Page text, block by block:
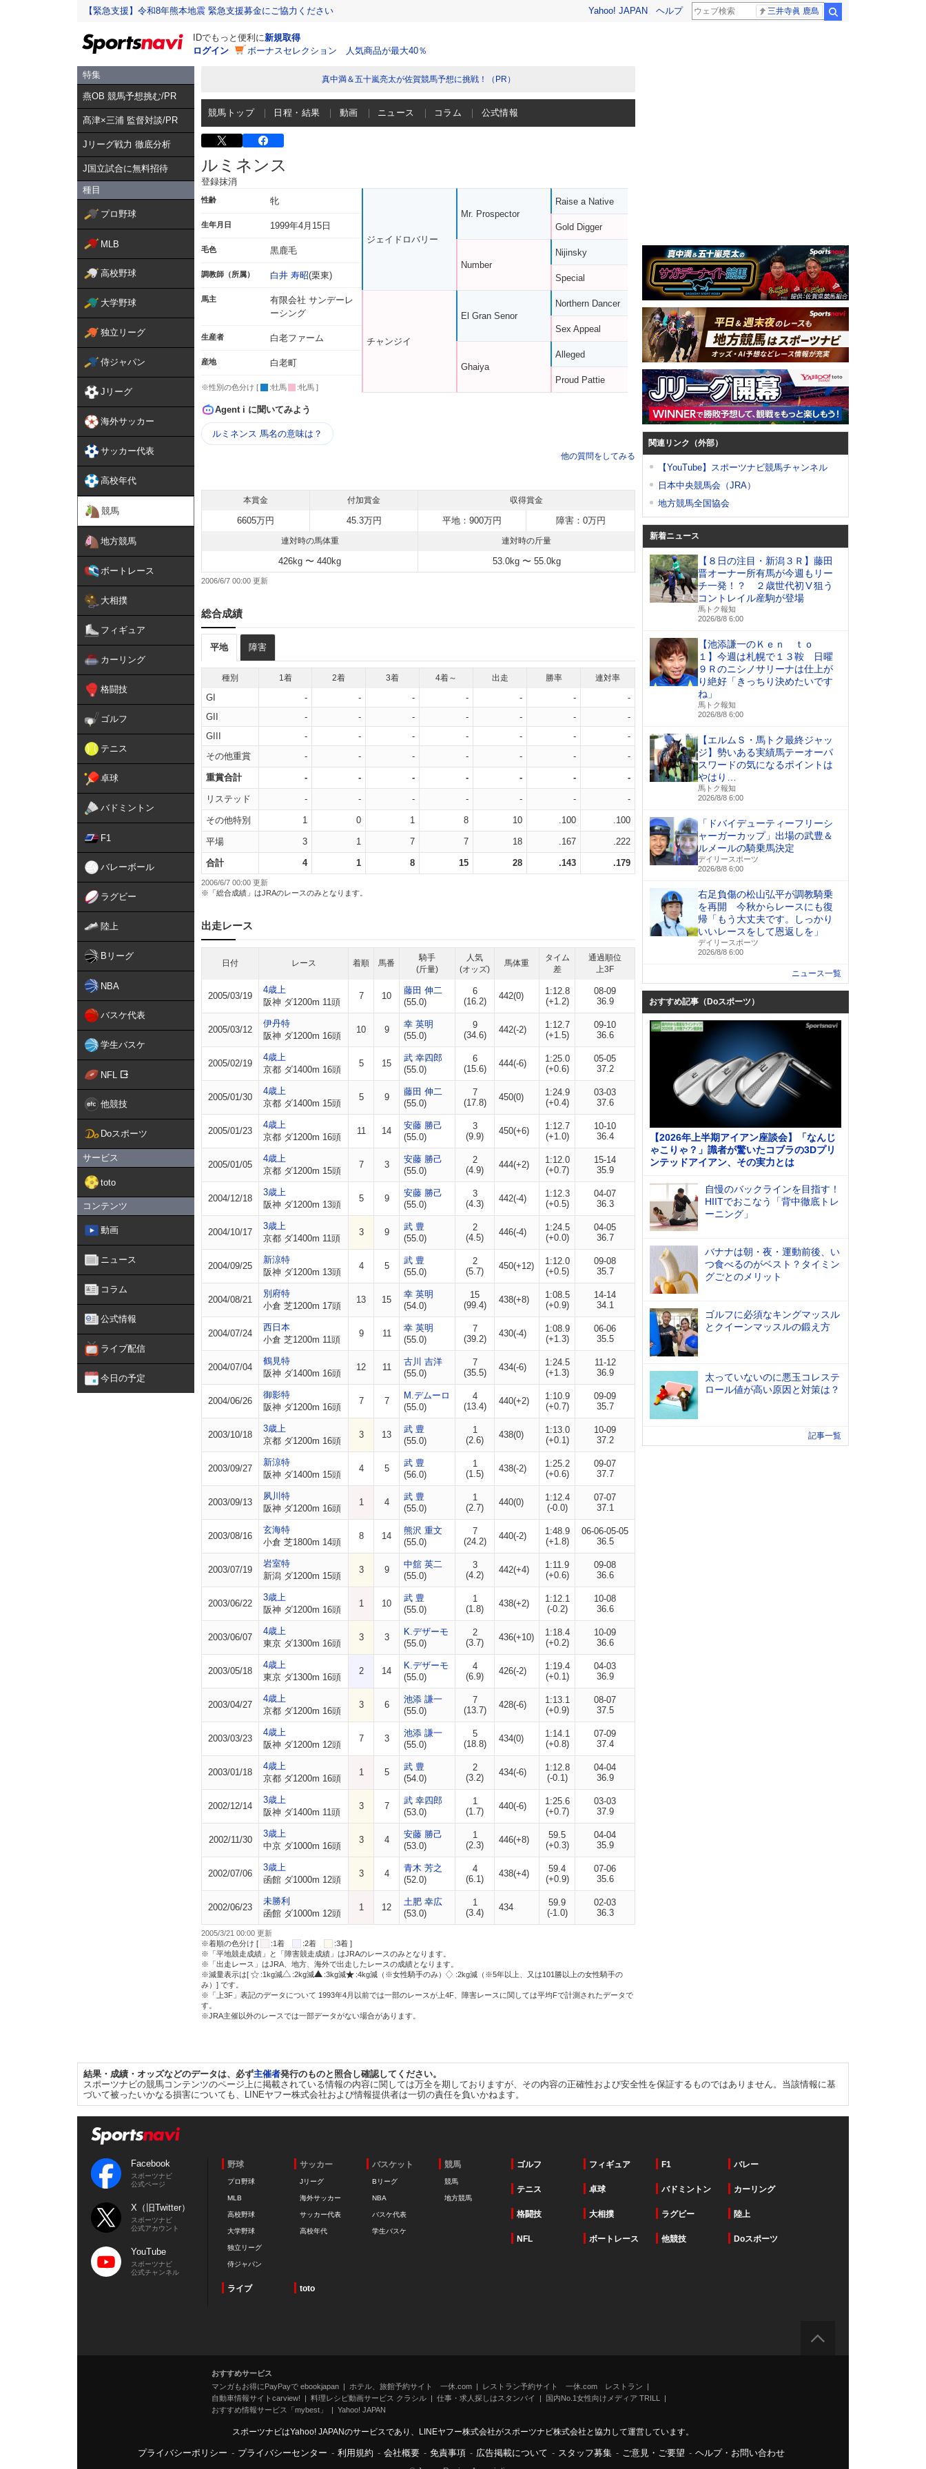
【緊急支援】令和8年熊本地震 緊急支援募金にご協力ください Yahoo! JAPAN ヘルプ 三井寺眞 鹿島
IDでもっと便利に新規取得
ログイン
ボーナスセレクション 人気商品が最大40％
特集
燕OB 競馬予想挑む/PR
髙津×三浦 監督対談/PR
Jリーグ戦力 徹底分析
J国立試合に無料招待
種目
プロ野球
MLB
高校野球
大学野球
独立リーグ
侍ジャパン
Jリーグ
海外サッカー
サッカー代表
高校年代
競馬
地方競馬
ボートレース
大相撲
フィギュア
カーリング
格闘技
ゴルフ
テニス
卓球
バドミントン
F1
バレーボール
ラグビー
陸上
Bリーグ
NBA
バスケ代表
学生バスケ
NFL
他競技
Doスポーツ
サービス
toto
コンテンツ
動画
ニュース
コラム
公式情報
ライブ配信
今日の予定
真中満＆五十嵐亮太が佐賀競馬予想に挑戦！（PR）
競馬トップ 日程・結果 動画 ニュース コラム 公式情報
ルミネンス
登録抹消
性齢 牝
生年月日 1999年4月15日
毛色 黒鹿毛
調教師（所属） 白井 寿昭(栗東)
馬主
有限会社 サンデーレ
ーシング
生産者 白老ファーム
産地 白老町
※性別の色分け [ :牡馬 :牝馬 ]
ジェイドロバリー
チャンジイ
Mr. Prospector
Number
El Gran Senor
Ghaiya
Raise a Native
Gold Digger
Nijinsky
Special
Northern Dancer
Sex Appeal
Alleged
Proud Pattie
Agent i に聞いてみよう
ルミネンス 馬名の意味は？
他の質問をしてみる
本賞金 付加賞金 収得賞金
6605万円 45.3万円 平地：900万円 障害：0万円
連対時の馬体重 連対時の斤量
426kg 〜 440kg 53.0kg 〜 55.0kg
2006/6/7 00:00
総合成績
平地 障害
種別 1着 2着 3着 4着～ 出走 勝率 連対率
GI - - - - - -
-
GII
- - - - - -
-
GIII
- - - - - -
-
その他重賞
- - - - - - -
重賞合計 - - - - - - -
リステッド - - - - - - -
その他特別 1 0 1 8 10 .100 .100
平場 3 1 7 7 18 .167 .222
合計 4 1 8 15 28 .143 .179
2006/6/7 00:00 更新
※「総合成績」はJRAのレースのみとなります。
出走レース
日付 レース 着順 馬番
騎手
(斤量)
人気
(オッズ)
馬体重
タイム
差
通過順位
上3F
2005/03/19
4歳上
阪神 ダ1200m 11頭
7 10
藤田 伸二
(55.0)
6
(16.2)
442(0)
1:12.8
(+1.2)
08-09
36.9
2005/03/12
伊丹特
阪神 ダ1200m 16頭
10 9
幸 英明
(55.0)
9
(34.6)
442(-2)
1:12.7
(+1.5)
09-10
36.6
2005/02/19
4歳上
京都 ダ1400m 16頭
5 15
武 幸四郎
(55.0)
6
(15.6)
444(-6)
1:25.0
(+0.6)
05-05
37.2
2005/01/30
4歳上
京都 ダ1400m 15頭
5 9
藤田 伸二
(55.0)
7
(17.8)
450(0)
1:24.9
(+0.4)
03-03
37.6
2005/01/23
4歳上
京都 ダ1200m 16頭
11 14
安藤 勝己
(55.0)
3
(9.9)
450(+6)
1:12.7
(+1.0)
10-10
36.4
2005/01/05
4歳上
京都 ダ1200m 15頭
7 3
安藤 勝己
(55.0)
2
(4.9)
444(+2)
1:12.0
(+0.7)
15-14
35.9
2004/12/18
3歳上
阪神 ダ1200m 13頭
5 9
安藤 勝己
(55.0)
3
(4.3)
442(-4)
1:12.3
(+0.5)
04-07
36.3
2004/10/17
3歳上
京都 ダ1400m 11頭
3 9
武 豊
(55.0)
2
(4.5)
446(-4)
1:24.5
(+0.0)
04-05
36.7
2004/09/25
新涼特
阪神 ダ1200m 13頭
4 5
武 豊
(55.0)
2
(5.7)
450(+12)
1:12.0
(+0.5)
09-08
35.7
2004/08/21
別府特
小倉 芝1200m 17頭
13 15
幸 英明
(54.0)
15
(99.4)
438(+8)
1:08.5
(+0.9)
14-14
34.1
2004/07/24
西日本
小倉 芝1200m 11頭
9 11
幸 英明
(55.0)
7
(39.2)
430(-4)
1:08.9
(+1.3)
06-06
35.5
2004/07/04
鶴見特
阪神 ダ1400m 16頭
12 11
古川 吉洋
(55.0)
7
(35.5)
434(-6)
1:24.5
(+1.3)
11-12
36.9
2004/06/26
御影特
阪神 ダ1200m 16頭
7 7
M.デムーロ
(55.0)
4
(13.4)
440(+2)
1:10.9
(+0.7)
09-09
35.7
2003/10/18
3歳上
京都 ダ1200m 16頭
3 13
武 豊
(55.0)
1
(2.6)
438(0)
1:13.0
(+0.1)
10-09
37.2
2003/09/27
新涼特
阪神 ダ1400m 15頭
4 5
武 豊
(56.0)
1
(1.5)
438(-2)
1:25.2
(+0.6)
09-07
37.7
2003/09/13
夙川特
阪神 ダ1200m 16頭
1 4
武 豊
(55.0)
1
(2.7)
440(0)
1:12.4
(-0.0)
07-07
37.1
2003/08/16
玄海特
小倉 芝1800m 14頭
8 14
熊沢 重文
(55.0)
7
(24.2)
440(-2)
1:48.9
(+1.8)
06-06-05-05
36.5
2003/07/19
岩室特
新潟 ダ1200m 15頭
3 9
中舘 英二
(55.0)
3
(4.2)
442(+4)
1:11.9
(+0.6)
09-08
36.6
2003/06/22
3歳上
阪神 ダ1200m 16頭
1 10
武 豊
(55.0)
1
(1.8)
438(+2)
1:12.1
(-0.2)
10-08
36.6
2003/06/07
4歳上
東京 ダ1300m 16頭
3 3
K.デザーモ
(55.0)
2
(3.7)
436(+10)
1:18.4
(+0.2)
10-09
36.6
2003/05/18
4歳上
東京 ダ1300m 16頭
2 14
K.デザーモ
(55.0)
4
(6.9)
426(-2)
1:19.4
(+0.1)
04-03
36.9
2003/04/27
4歳上
京都 ダ1200m 16頭
3 6
池添 謙一
(55.0)
7
(13.7)
428(-6)
1:13.1
(+0.9)
08-07
37.5
2003/03/23
4歳上
阪神 ダ1200m 12頭
7 3
池添 謙一
(55.0)
5
(18.8)
434(0)
1:14.1
(+0.8)
07-09
37.4
2003/01/18
4歳上
京都 ダ1200m 16頭
1 5
武 豊
(54.0)
2
(3.2)
434(-6)
1:12.8
(-0.1)
04-04
36.9
2002/12/14
3歳上
阪神 ダ1400m 11頭
3 7
武 幸四郎
(53.0)
1
(1.7)
440(-6)
1:25.6
(+0.7)
03-03
37.9
2002/11/30
3歳上
中京 ダ1000m 16頭
3 4
安藤 勝己
(53.0)
1
(2.3)
446(+8)
59.5
(+0.3)
04-04
35.9
2002/07/06
3歳上
函館 ダ1000m 12頭
3 4
青木 芳之
(52.0)
4
(6.1)
438(+4)
59.4
(+0.9)
07-06
35.6
2002/06/23
未勝利
函館 ダ1000m 12頭
1 12
土肥 幸広
(53.0)
1
(3.4)
434
59.9
(-1.0)
02-03
36.3
2005/3/21 00:00 更新
※着順の色分け [
:1着 :2着
:3着 ]
※「平地競走成績」と「障害競走成績」はJRAのレースのみとなります。
※「出走レース」はJRA、地方、海外で出走したレースの成績となります。
※減量表示は[
:1kg減 :2kg減 :3kg減 :4kg減（※女性騎手のみ）
:2kg減（※5年以上、又は101勝以上の女性騎手の
み）] です。
※「上3F」表記のデータについて 1993年4月以前では一部のレースが上4F、障害レースに関しては平均Fで計測されたデータで
す。
※JRA主催以外のレースでは一部データがない場合があります。
関連リンク（外部）
【YouTube】スポーツナビ競馬チャンネル
日本中央競馬会（JRA）
地方競馬全国協会
新着ニュース
【８日の注目・新潟３Ｒ】藤田
晋オーナー所有馬が今週もリー
チ一発！？ ２歳世代初Ⅴ狙う
コントレイル産駒が登場
馬トク報知
2026/8/8 6:00
【池添謙一のＫｅｎ ｔｏ
１】今週は札幌で１３鞍 日曜
９Ｒのニシノサリーナは仕上が
り絶好「きっちり決めたいです
ね」
馬トク報知
2026/8/8 6:00
【エルムＳ・馬トク最終ジャッ
ジ】勢いある実績馬テーオーパ
スワードの気になるポイントは
やはり…
馬トク報知
2026/8/8 6:00
「ドバイデューティーフリーシ
ャーガーカップ」出場の武豊＆
ルメールの騎乗馬決定
デイリースポーツ
2026/8/8 6:00
右足負傷の松山弘平が調教騎乗
を再開 今秋からレースにも復
帰「もう大丈夫です。しっかり
いいレースをして恩返しを」
デイリースポーツ
2026/8/8 6:00
ニュース一覧
おすすめ記事（Doスポーツ）
【2026年上半期アイアン座談会】「なんじ
ゃこりゃ？」識者が驚いたコブラの3Dプリ
ンテッドアイアン、その実力とは
自慢のバックラインを目指す！
HIITでおこなう「背中徹底トレ
ーニング」
バナナは朝・夜・運動前後、い
つ食べるのがベスト？タイミン
グごとのメリット
ゴルフに必須なキングマッスル
とクイーンマッスルの鍛え方
太っていないのに悪玉コレステ
ロール値が高い原因と対策は？
記事一覧
結果・成績・オッズなどのデータは、必ず主催者発行のものと照合し確認してください。
スポーツナビの競馬コンテンツのページ上に掲載されている情報の内容に関しては万全を期しておりますが、その内容の正確性および安全性を保証するものではありません。当該情報に基
づいて被ったいかなる損害についても、LINEヤフー株式会社および情報提供者は一切の責任を負いかねます。
Facebook
スポーツナビ
公式ページ
X（旧Twitter）
スポーツナビ
公式アカウント
YouTube
スポーツナビ
公式チャンネル
野球
プロ野球
MLB
高校野球
大学野球
独立リーグ
侍ジャパン
サッカー
Jリーグ
海外サッカー
サッカー代表
高校年代
バスケット
Bリーグ
NBA
バスケ代表
学生バスケ
競馬
競馬
地方競馬
ゴルフ フィギュア F1 バレー
テニス 卓球 バドミントン カーリング
格闘技 大相撲 ラグビー 陸上
NFL ボートレース 他競技 Doスポーツ
ライブ toto
おすすめサービス
マンガもお得にPayPayで ebookjapan
ホテル、旅館予約サイト 一休.com
レストラン予約サイト 一休.com レストラン
自動車情報サイトcarview!
料理レシピ動画サービス クラシル 仕事・求人探しはスタンバイ
国内No.1女性向けメディア TRILL
おすすめ情報サービス「mybest」
Yahoo! JAPAN
スポーツナビはYahoo! JAPANのサービスであり、LINEヤフー株式会社がスポーツナビ株式会社と協力して運営しています。
プライバシーポリシー - プライバシーセンター - 利用規約 - 会社概要 - 免責事項 - 広告掲載について - スタッフ募集 - ご意見・ご要望 - ヘルプ・お問い合わせ